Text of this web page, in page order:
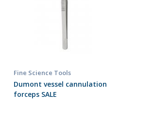
Fine Science Tools
Dumont vessel cannulation
forceps SALE